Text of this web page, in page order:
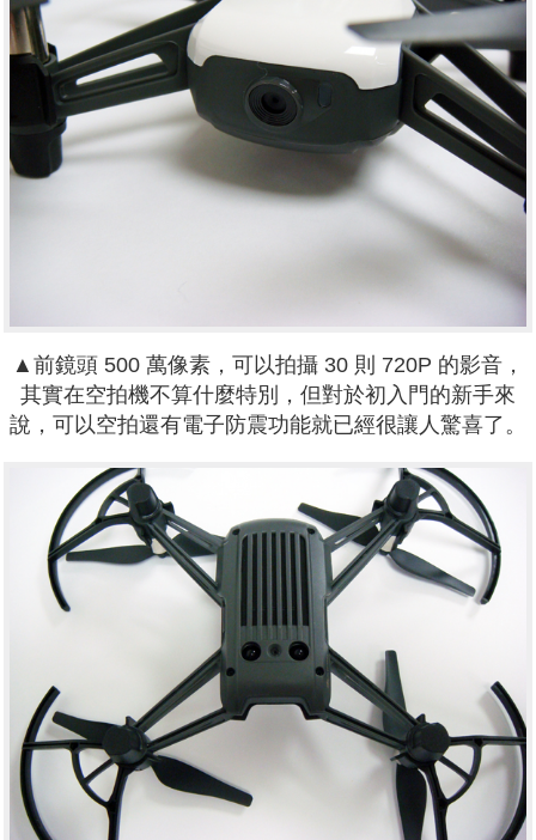
▲前鏡頭 500 萬像素，可以拍攝 30 則 720P 的影音，
其實在空拍機不算什麼特別，但對於初入門的新手來
說，可以空拍還有電子防震功能就已經很讓人驚喜了。